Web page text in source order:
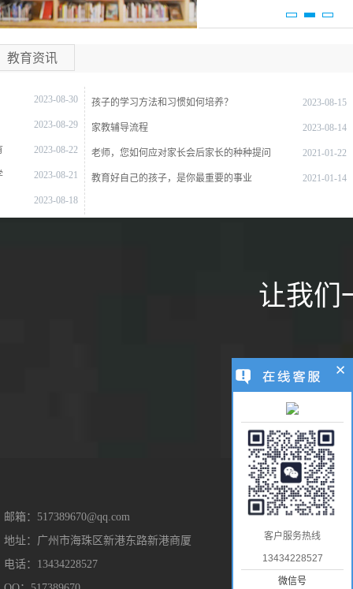
贵家教网给我推荐的数学已经上了2个月
了，上课时老师不厌其烦的解答我提到的问
考了2次数学，每次都有很大进步。真的非
常感谢，非常敬业，非常专业。
工作人员会在第一时间与您取得联系，助您涨分~
教育资讯
2023-08-30
2023-08-29
2023-08-22
2023-08-21
2023-08-18
孩子的学习方法和习惯如何培养？ 2023-08-15
家教辅导流程 2023-08-14
老师，您如何应对家长会后家长的种种提问 2021-01-22
教育好自己的孩子，是你最重要的事业 2021-01-14
让我们
邮箱：517389670@qq.com
地址：广州市海珠区新港东路新港商厦
电话：13434228527
售后保障
售后服务
隐私保护
客户服务热线
13434228527
微信号